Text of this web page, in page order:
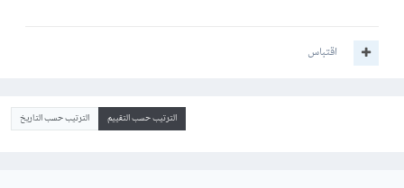
اقتباس
الترتيب حسب التقييم الترتيب حسب التاريخ